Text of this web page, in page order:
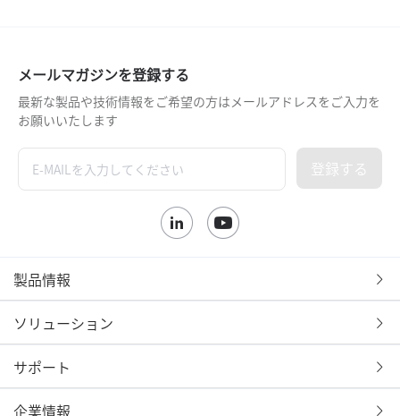
メールマガジンを登録する
最新な製品や技術情報をご希望の方はメールアドレスをご入力を
お願いいたします
登録する
製品情報
ソリューション
サポート
企業情報